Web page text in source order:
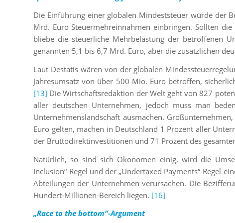
Die Einführung einer globalen Mindeststeuer würde der
Mrd. Euro Steuermehreinnahmen einbringen. Sollten
bliebe die steuerliche Mehrbelastung der betroffenen
genannten 5,1 bis 6,7 Mrd. Euro, aber die zusätzlichen
Laut Destatis wären von der globalen
Jahresumsatz von über 500 Mio. Euro betroffen,
[13] Die Wirtschaftsredaktion der Welt geht von 827
aller deutschen Unternehmen, jedoch muss man
Unternehmenslandschaft ausmachen.
Euro gelten, machen in Deutschland 1 Prozent aller
der Bruttodirektinvestitionen und 71 Prozent des
Natürlich, so sind sich Ökonomen einig, wird die
Inclusion“-Regel und der „Undertaxed Payments“-Regel
Abteilungen der Unternehmen verursachen. Die
Hundert-Millionen-Bereich liegen. [16]
„Race to the bottom“-Argument